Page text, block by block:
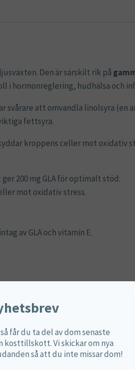
Den är särskilt rik på
i hormonreglering, hudhälsa och
svårare att omvandla linolsyra
fettsyra.
kroppens celler mot oxidativ
200 mg GLA för optimalt stöd.
mot oxidativ stress.
av GLA och vitamin E.
**
får du ta del av dom senaste
kosttillskott. Vi skickar om nya
så att du inte missar dom!